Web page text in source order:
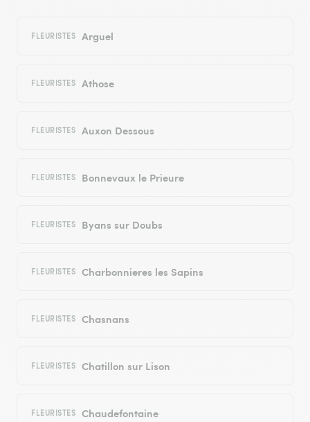
FLEURISTES Arguel
FLEURISTES Athose
FLEURISTES Auxon Dessous
FLEURISTES Bonnevaux le Prieure
FLEURISTES Byans sur Doubs
FLEURISTES Charbonnieres les Sapins
FLEURISTES Chasnans
FLEURISTES Chatillon sur Lison
FLEURISTES Chaudefontaine